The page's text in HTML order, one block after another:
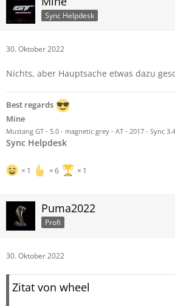
Sync Helpdesk
30. Oktober 2022
Nichts, aber Hauptsache etwas dazu
Best regards
Mine
Mustang GT - 5.0 - magnetic grey - AT - 2017 - Sync 3.4
Sync Helpdesk
1 6 1
Puma2022
Profi
30. Oktober 2022
Zitat von wheel